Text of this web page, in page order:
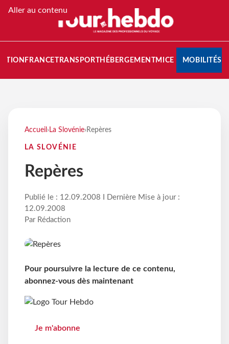
Aller au contenu
FRANCETRANSPORT HÉBERGEMENTMICE MOBILITÉS
Accueil › La Slovénie› Repères
LA SLOVÉNIE
Repères
Publié le : 12.09.2008 I Dernière Mise à jour :
12.09.2008
Par Rédaction
Pour poursuivre la lecture de ce contenu,
abonnez-vous dès maintenant
Je m'abonne